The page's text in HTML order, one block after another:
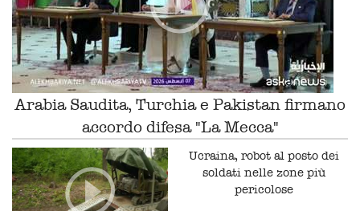
Arabia Saudita, Turchia e Pakistan firmano
accordo difesa "La Mecca"
Ucraina, robot al posto dei
soldati nelle zone più
pericolose